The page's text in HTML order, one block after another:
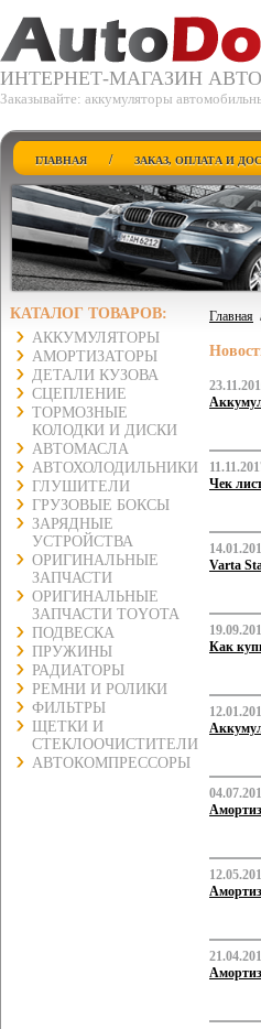
ИНТЕРНЕТ-МАГАЗИН
Заказывайте: аккумуляторы
ГЛАВНАЯ / ЗАКАЗ, ОПЛАТА И
КАТАЛОГ ТОВАРОВ:
АККУМУЛЯТОРЫ
АМОРТИЗАТОРЫ
ДЕТАЛИ КУЗОВА
СЦЕПЛЕНИЕ
ТОРМОЗНЫЕ
КОЛОДКИ И ДИСКИ
АВТОМАСЛА
АВТОХОЛОДИЛЬНИКИ
ГЛУШИТЕЛИ
ГРУЗОВЫЕ БОКСЫ
ЗАРЯДНЫЕ
УСТРОЙСТВА
ОРИГИНАЛЬНЫЕ
ЗАПЧАСТИ
ОРИГИНАЛЬНЫЕ
ЗАПЧАСТИ TOYOTA
ПОДВЕСКА
ПРУЖИНЫ
РАДИАТОРЫ
РЕМНИ И РОЛИКИ
ФИЛЬТРЫ
ЩЕТКИ И
СТЕКЛООЧИСТИТЕЛИ
АВТОКОМПРЕССОРЫ
Главная
Чек
Varta
Как